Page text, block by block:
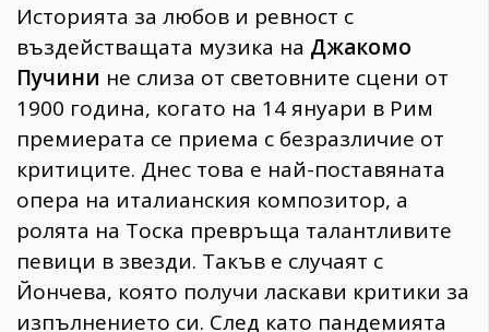
Историята за любов и ревност с
въздействащата музика на Джакомо
Пучини не слиза от световните сцени от
1900 година, когато на 14 януари в Рим
премиерата се приема с безразличие от
критиците. Днес това е най-поставяната
опера на италианския композитор, а
ролята на Тоска превръща талантливите
певици в звезди. Такъв е случаят с
Йончева, която получи ласкави критики за
изпълнението си. След като пандемията